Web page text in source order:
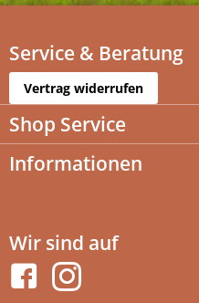
Service & Beratung
Vertrag widerrufen
Shop Service
Informationen
Wir sind auf